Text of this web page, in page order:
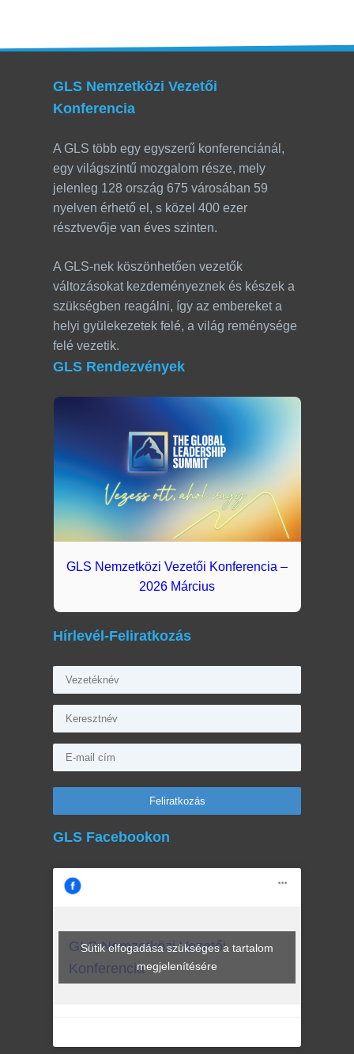
GLS Nemzetközi Vezetői
Konferencia
A GLS több egy egyszerű konferenciánál,
egy világszintű mozgalom része, mely
jelenleg 128 ország 675 városában 59
nyelven érhető el, s közel 400 ezer
résztvevője van éves szinten.
A GLS-nek köszönhetően vezetők
változásokat kezdeményeznek és készek a
szükségben reagálni, így az embereket a
helyi gyülekezetek felé, a világ reménysége
felé vezetik.
GLS Rendezvények
GLS Nemzetközi Vezetői Konferencia –
2026 Március
Hírlevél-Feliratkozás
GLS Facebookon
GLS Nemzetközi Vezetői
Konferencia
Sütik elfogadása szükséges a tartalom
megjelenítésére